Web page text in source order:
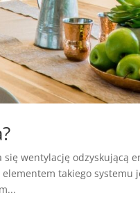
wentylację odzyskującą
elementem takiego